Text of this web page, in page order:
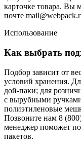
карточке товара. Вы
почте
Использование
Как выбрать
Подбор зависит от
условий хранения.
дой-паки; для
с вырубными
полиэтиленовые
Позвоните нам 8
менеджер поможет
пакетов.